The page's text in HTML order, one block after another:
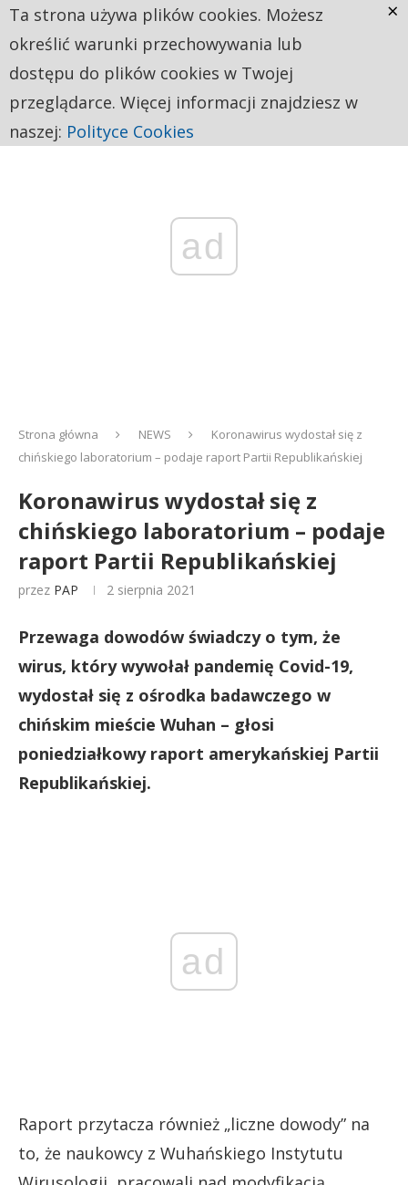
ad
Strona główna NEWS
Koronawirus wydostał się z
chińskiego laboratorium – podaje raport Partii Republikańskiej
Koronawirus wydostał się z
chińskiego laboratorium – podaje
raport Partii Republikańskiej
przez PAP 2 sierpnia 2021
Przewaga dowodów świadczy o tym, że
wirus, który wywołał pandemię Covid-19,
wydostał się z ośrodka badawczego w
chińskim mieście Wuhan – głosi
poniedziałkowy raport amerykańskiej Partii
Republikańskiej.
ad
Raport przytacza również „liczne dowody” na
to, że naukowcy z Wuhańskiego Instytutu
Ta strona używa plików cookies. Możesz
określić warunki przechowywania lub
dostępu do plików cookies w Twojej
przeglądarce. Więcej informacji znajdziesz w
naszej: Polityce Cookies
×